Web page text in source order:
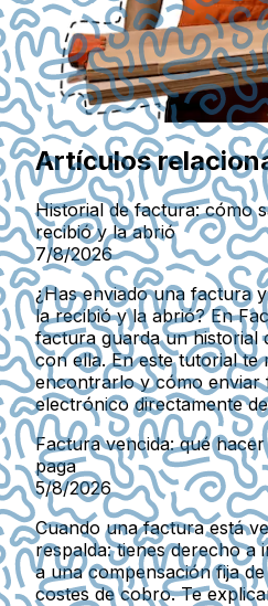
Artículos
Historial de factura: cómo
recibió y la abrió
7/8/2026
¿Has enviado una factura
la recibió y la abrió? En
factura guarda un historial
con ella. En este tutorial te
encontrarlo y cómo
electrónico directamente
Factura vencida: qué
paga
5/8/2026
Cuando una factura está
respalda: tienes derecho a
a una compensación fija
costes de cobro. Te